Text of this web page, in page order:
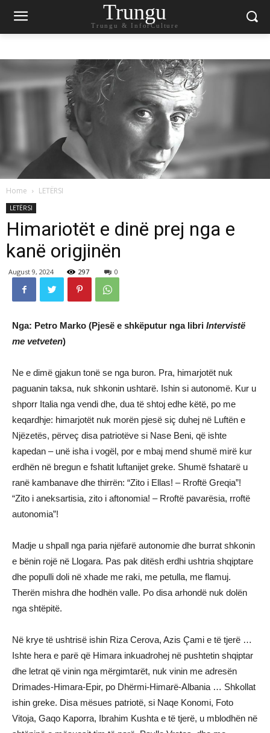
Trungu
Trungu & InforCulture
Home LETËRSI
LETËRSI
Himariotët e dinë prej nga e
kanë origjinën
August 9, 2024 297 0
Nga: Petro Marko (Pjesë e shkëputur nga libri Intervistë
me vetveten)
Ne e dimë gjakun tonë se nga buron. Pra, himarjotët nuk
paguanin taksa, nuk shkonin ushtarë. Ishin si autonomë. Kur u
shporr Italia nga vendi dhe, dua të shtoj edhe këtë, po me
keqardhje: himarjotët nuk morën pjesë siç duhej në Luftën e
Njëzetës, përveç disa patriotëve si Nase Beni, që ishte
kapedan – unë isha i vogël, por e mbaj mend shumë mirë kur
erdhën në bregun e fshatit luftanijet greke. Shumë fshatarë u
ranë kambanave dhe thirrën: “Zito i Ellas! – Rroftë Greqia”!
“Zito i aneksartisia, zito i aftonomia! – Rroftë pavarësia, rroftë
autonomia”!
Madje u shpall nga paria njëfarë autonomie dhe burrat shkonin
e bënin rojë në Llogara. Pas pak ditësh erdhi ushtria shqiptare
dhe populli doli në xhade me raki, me petulla, me flamuj.
Therën mishra dhe hodhën valle. Po disa arhondë nuk dolën
nga shtëpitë.
Në krye të ushtrisë ishin Riza Cerova, Azis Çami e të tjerë …
Ishte hera e parë që Himara inkuadrohej në pushtetin shqiptar
dhe letrat që vinin nga mërgimtarët, nuk vinin me adresën
Drimades-Himara-Epir, po Dhërmi-Himarë-Albania … Shkollat
ishin greke. Disa mësues patriotë, si Naqe Konomi, Foto
Vitoja, Gaqo Kaporra, Ibrahim Kushta e të tjerë, u mblodhën në